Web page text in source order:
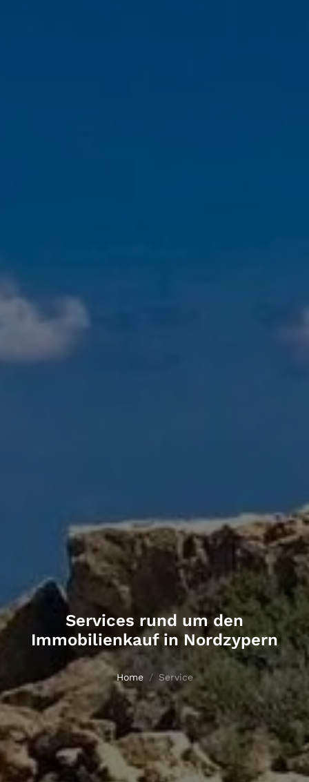
Services rund um den
Immobilienkauf in Nordzypern
Home Service